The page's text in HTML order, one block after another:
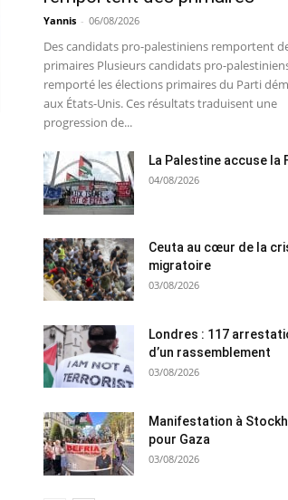
Yannis - 06/08/2026
Des candidats pro-palestiniens remportent
primaires Plusieurs candidats pro-
remporté les élections primaires du Parti
aux États-Unis. Ces résultats traduisent une
progression de...
La Palestine accuse la
04/08/2026
Ceuta au cœur de la
migratoire
03/08/2026
Londres : 117
d’un rassemblement
03/08/2026
Manifestation à
pour Gaza
03/08/2026